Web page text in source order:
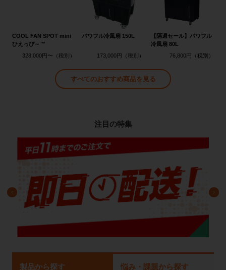
COOL FAN SPOT mini
ひえっぴ～™
328,000円〜
パワフル冷風扇 150L
173,000円
【隔週セール】パワフル
冷風扇 80L
76,800円
すべてのおすすめ商品を見る
注目の特集
製品から探す 悩み・課題から探す